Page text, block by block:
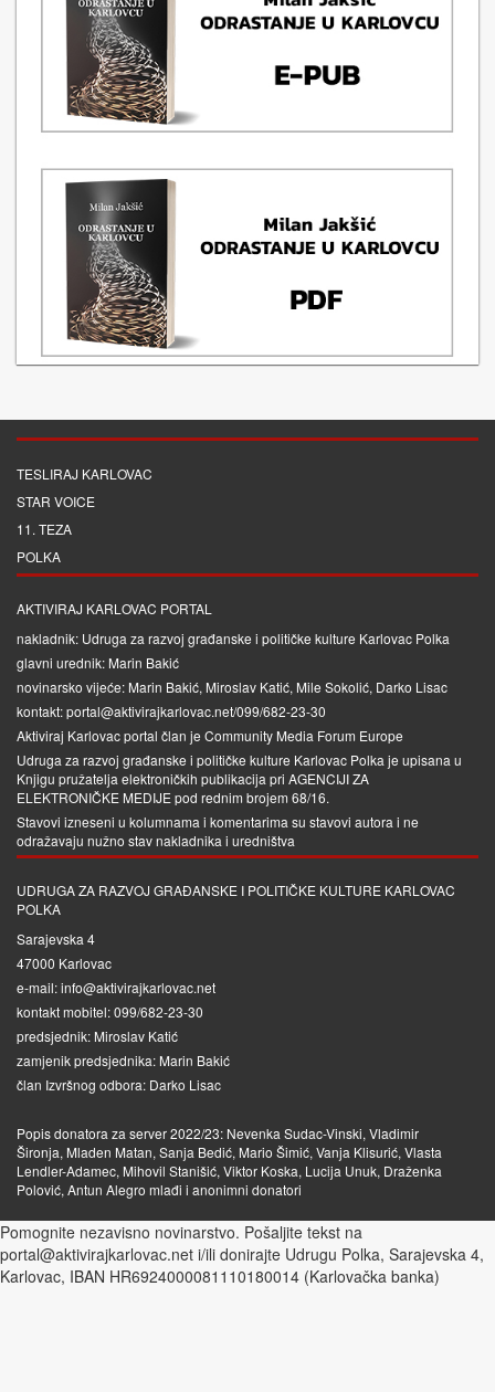
TESLIRAJ KARLOVAC
STAR VOICE
11. TEZA
POLKA
AKTIVIRAJ KARLOVAC PORTAL
nakladnik: Udruga za razvoj građanske i političke kulture Karlovac Polka
glavni urednik: Marin Bakić
novinarsko vijeće: Marin Bakić, Miroslav Katić, Mile Sokolić, Darko Lisac
kontakt: portal@aktivirajkarlovac.net/099/682-23-30
Aktiviraj Karlovac portal član je Community Media Forum Europe
Udruga za razvoj građanske i političke kulture Karlovac Polka je upisana u
Knjigu pružatelja elektroničkih publikacija pri AGENCIJI ZA
ELEKTRONIČKE MEDIJEpod rednim brojem 68/16.
Stavovi izneseni u kolumnama i komentarima su stavovi autora i ne
odražavaju nužno stav nakladnika i uredništva
UDRUGA ZA RAZVOJ GRAĐANSKE I POLITIČKE KULTURE KARLOVAC
POLKA
Sarajevska 4
47000 Karlovac
e-mail: info@aktivirajkarlovac.net
kontakt mobitel: 099/682-23-30
predsjednik: Miroslav Katić
zamjenik predsjednika: Marin Bakić
član Izvršnog odbora: Darko Lisac
Popis donatora za server 2022/23: Nevenka Sudac-Vinski, Vladimir
Šironja, Mladen Matan, Sanja Bedić, Mario Šimić, Vanja Klisurić, Vlasta
Lendler-Adamec, Mihovil Stanišić, Viktor Koska, Lucija Unuk, Draženka
Polović, Antun Alegro mlađi i anonimni donatori
Pomognite nezavisno novinarstvo. Pošaljite tekst na
portal@aktivirajkarlovac.net i/ili donirajte Udrugu Polka, Sarajevska 4,
Karlovac, IBAN HR6924000081110180014 (Karlovačka banka)